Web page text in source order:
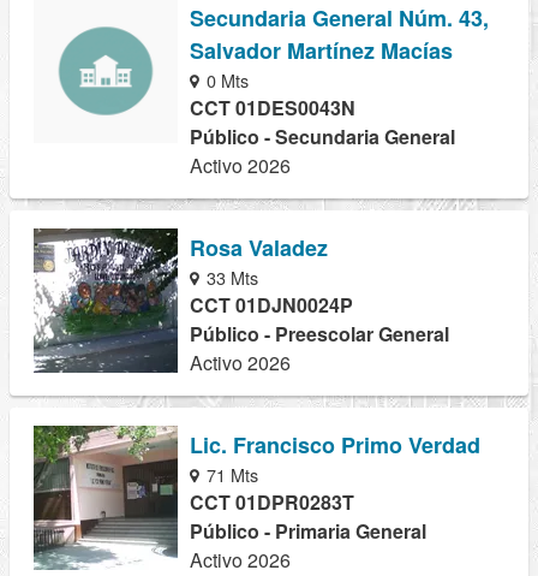
Secundaria General Núm. 43,
Salvador Martínez Macías
0 Mts
CCT 01DES0043N
Público - Secundaria General
Activo 2026
Rosa Valadez
33 Mts
CCT 01DJN0024P
Público - Preescolar General
Activo 2026
Lic. Francisco Primo Verdad
71 Mts
CCT 01DPR0283T
Público - Primaria General
Activo 2026